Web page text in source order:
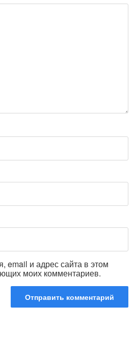
email и адрес сайта в этом
моих комментариев.